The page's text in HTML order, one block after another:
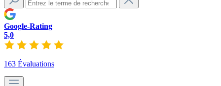
Google-Rating
5,0
163 Évaluations